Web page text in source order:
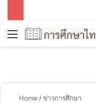
Menu
Home /ข่าวการศึกษา